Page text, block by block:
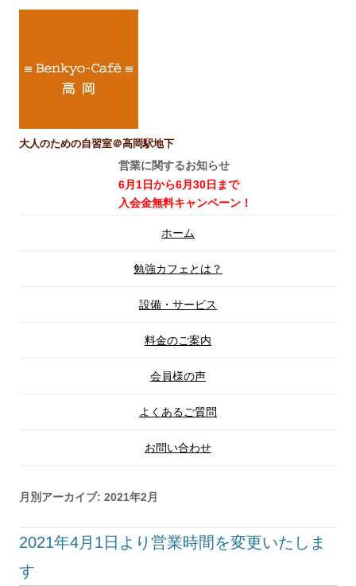
大人のための自習室＠高岡駅地下
営業に関するお知らせ
6月1日から6月30日まで
入会金無料キャンペーン！
ン
ツ
キ
プ
ホーム
勉強カフェとは？
設備・サービス
料金のご案内
会員様の声
よくあるご質問
お問い合わせ
月別アーカイブ: 2021年2月
2021年4月1日より営業時間を変更いたしま
す